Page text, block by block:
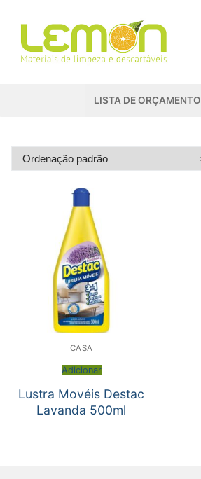
para
conteúdo
Pesquisar por:
LISTA DE ORÇAMENTO
CASA
Adicionar
Lustra Movéis Destac
Lavanda 500ml